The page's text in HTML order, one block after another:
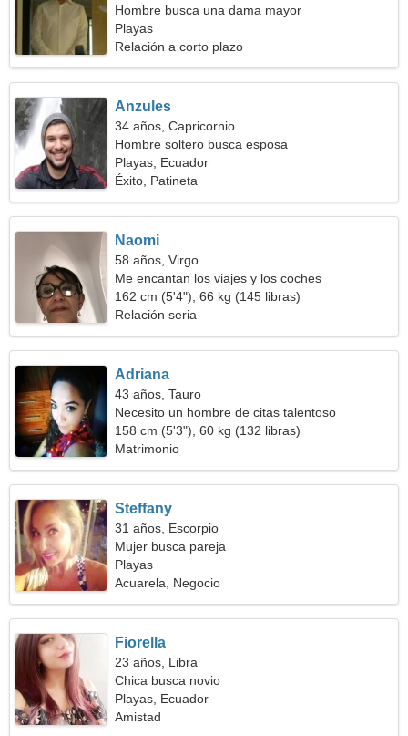
Hombre busca una dama mayor
Playas
Relación a corto plazo
Anzules
34 años, Capricornio
Hombre soltero busca esposa
Playas, Ecuador
Éxito, Patineta
Naomi
58 años, Virgo
Me encantan los viajes y los coches
162 cm (5'4"), 66 kg (145 libras)
Relación seria
Adriana
43 años, Tauro
Necesito un hombre de citas talentoso
158 cm (5'3"), 60 kg (132 libras)
Matrimonio
Steffany
31 años, Escorpio
Mujer busca pareja
Playas
Acuarela, Negocio
Fiorella
23 años, Libra
Chica busca novio
Playas, Ecuador
Amistad